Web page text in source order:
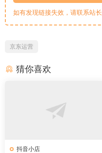
如有发现链接失效，请联系站长
京东运营
猜你喜欢
抖音小店